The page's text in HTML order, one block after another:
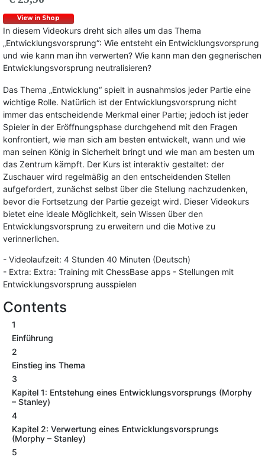
View in Shop
In diesem Videokurs dreht sich alles um das Thema
„Entwicklungsvorsprung“: Wie entsteht ein Entwicklungsvorsprung
und wie kann man ihn verwerten? Wie kann man den gegnerischen
Entwicklungsvorsprung neutralisieren?
Das Thema „Entwicklung“ spielt in ausnahmslos jeder Partie eine
wichtige Rolle. Natürlich ist der Entwicklungsvorsprung nicht
immer das entscheidende Merkmal einer Partie; jedoch ist jeder
Spieler in der Eröffnungsphase durchgehend mit den Fragen
konfrontiert, wie man sich am besten entwickelt, wann und wie
man seinen König in Sicherheit bringt und wie man am besten um
das Zentrum kämpft. Der Kurs ist interaktiv gestaltet: der
Zuschauer wird regelmäßig an den entscheidenden Stellen
aufgefordert, zunächst selbst über die Stellung nachzudenken,
bevor die Fortsetzung der Partie gezeigt wird. Dieser Videokurs
bietet eine ideale Möglichkeit, sein Wissen über den
Entwicklungsvorsprung zu erweitern und die Motive zu
verinnerlichen.
- Videolaufzeit: 4 Stunden 40 Minuten (Deutsch)
- Extra: Extra: Training mit ChessBase apps - Stellungen mit
Entwicklungsvorsprung ausspielen
Contents
1
Einführung
2
Einstieg ins Thema
3
Kapitel 1: Entstehung eines Entwicklungsvorsprungs (Morphy
– Stanley)
4
Kapitel 2: Verwertung eines Entwicklungsvorsprungs
(Morphy – Stanley)
5